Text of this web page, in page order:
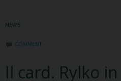
NEWS
COMMENT
Il card. Rylko